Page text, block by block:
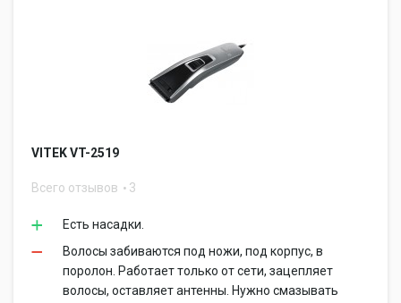
VITEK VT-2519
Всего отзывов 3
Есть насадки.
Волосы забиваются под ножи, под корпус, в
поролон. Работает только от сети, зацепляет
волосы, оставляет антенны. Нужно смазывать